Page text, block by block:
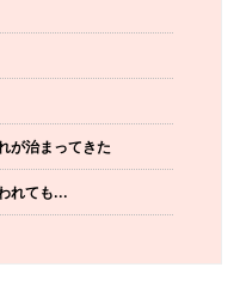
が治まってきた
れても...